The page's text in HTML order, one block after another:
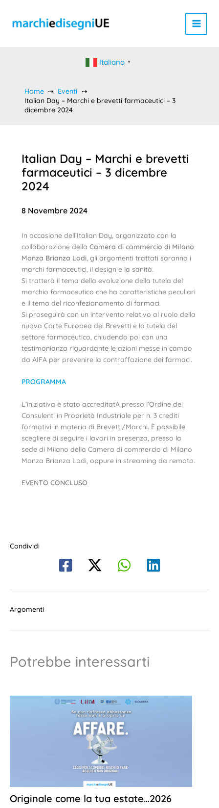
contenuto
Italiano ▼
Home
Eventi
Italian Day – Marchi e brevetti farmaceutici – 3
dicembre 2024
Italian Day – Marchi e brevetti
farmaceutici – 3 dicembre
2024
8 Novembre 2024
In occasione dell’Italian Day, organizzato con la
collaborazione della Camera di commercio di Milano
Monza Brianza Lodi, gli argomenti trattati saranno i
marchi farmaceutici, il design e la sanità.
Si tratterà il tema della evoluzione della tutela del
marchio farmaceutico che ha caratteristiche peculiari
e il tema del riconfezionamento di farmaci.
Si proseguirà con un intervento relativo al ruolo della
nuova Corte Europea dei Brevetti e la tutela del
settore farmaceutico, chiudendo poi con una
testimonianza riguardante le azioni messe in campo
da AIFA per prevenire la contraffazione dei farmaci.
PROGRAMMA
L’iniziativa è stato accreditatA presso l’Ordine dei
Consulenti in Proprietà Industriale per n. 3 crediti
formativi in materia di Brevetti/Marchi. È possibile
scegliere di seguire i lavori in presenza, presso la
sede di Milano della Camera di commercio di Milano
Monza Brianza Lodi, oppure in streaming da remoto.
EVENTO CONCLUSO
Condividi
Argomenti
Potrebbe interessarti
Originale come la tua estate…2026